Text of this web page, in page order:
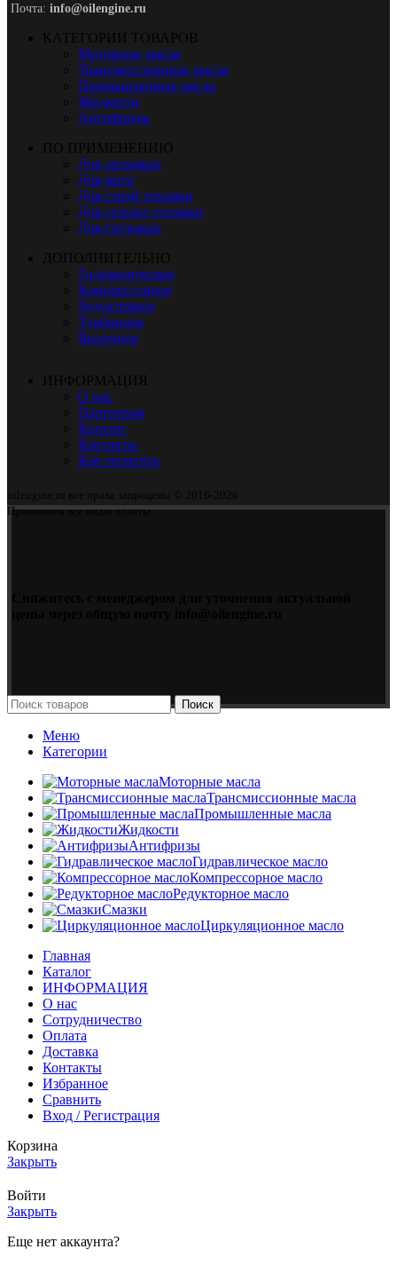
Почта: info@oilengine.ru
КАТЕГОРИИ ТОВАРОВ
Моторные масла
Трансмиссионные масла
Промышленные масла
Жидкости
Антифризы
ПО ПРИМЕНЕНИЮ
Для легковых
Для мото
Для строй техники
Для сельхоз техники
Для грузовых
ДОПОЛНИТЕЛЬНО
Гидравлическое
Компрессорное
Редукторное
Турбинное
Вилочное
ИНФОРМАЦИЯ
О нас
Партнерам
Каталог
Контакты
Как оплатить
oilengine.ru все права защищены © 2016-2026
Принимаем все виды оплаты.
Поиск
Меню
Категории
Моторные масла
Трансмиссионные масла
Промышленные масла
Жидкости
Антифризы
Гидравлическое масло
Компрессорное масло
Редукторное масло
Смазки
Циркуляционное масло
Главная
Каталог
ИНФОРМАЦИЯ
О нас
Сотрудничество
Оплата
Доставка
Контакты
Избранное
Сравнить
Вход / Регистрация
Корзина
Закрыть
Войти
Закрыть
Еще нет аккаунта?